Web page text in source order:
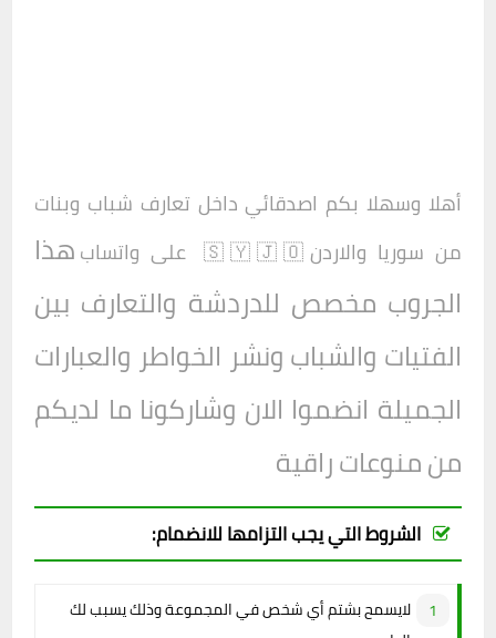
أهلا وسهلا بكم اصدقائي داخل تعارف شباب وبنات
من سوريا والاردن🇸🇾🇯🇴
على واتسابهذا
الجروب مخصص للدردشة والتعارف بين
الفتيات والشباب ونشر الخواطر والعبارات
الجميلة انضموا الان وشاركونا ما لديكم
من منوعات راقية
الشروط التي يجب التزامها للانضمام:
لايسمح بشتم أي شخص في المجموعة وذلك يسبب لك